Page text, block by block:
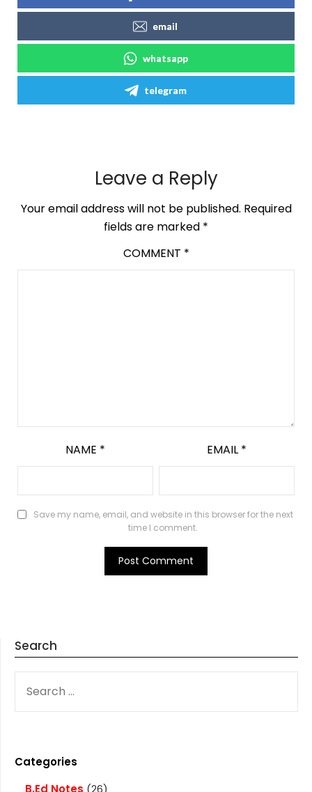
email
whatsapp
telegram
Leave a Reply
Your email address will not be published. Required
fields are marked *
COMMENT *
NAME * EMAIL *
Save my name, email, and website in this browser for the next
time I comment.
Search
FOR:
Categories
B.Ed Notes (26)